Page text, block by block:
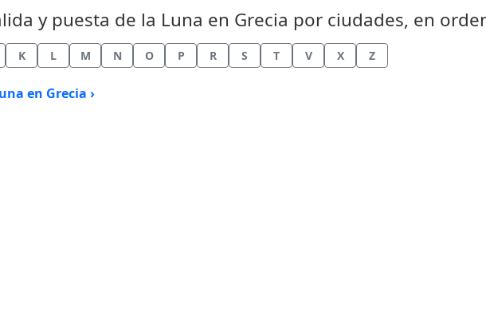
y puesta de la Luna en Grecia por ciudades, en
K L M N O P R S T V X Z
en Grecia ›